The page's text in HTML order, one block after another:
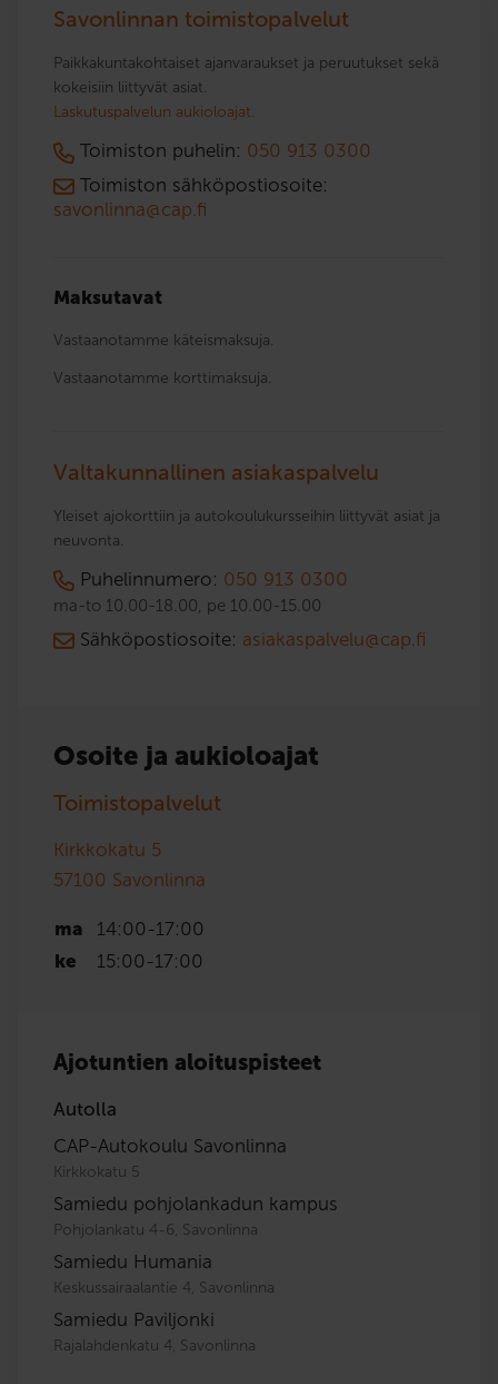
Savonlinnan toimistopalvelut
Paikkakuntakohtaiset ajanvaraukset ja peruutukset sekä
kokeisiin liittyvät asiat.
Laskutuspalvelun aukioloajat.
Toimiston puhelin: 050 913 0300
Toimiston sähköpostiosoite:
savonlinna@cap.fi
Maksutavat
Vastaanotamme käteismaksuja.
Vastaanotamme korttimaksuja.
Valtakunnallinen asiakaspalvelu
Yleiset ajokorttiin ja autokoulukursseihin liittyvät asiat ja
neuvonta.
Puhelinnumero: 050 913 0300
ma-to 10.00-18.00, pe 10.00-15.00
Sähköpostiosoite: asiakaspalvelu@cap.fi
Osoite ja aukioloajat
Toimistopalvelut
Kirkkokatu 5
57100 Savonlinna
ma 14:00 -17:00
ke
15:00 -17:00
Ajotuntien aloituspisteet
Autolla
CAP-Autokoulu Savonlinna
Kirkkokatu 5
Samiedu pohjolankadun kampus
Pohjolankatu 4-6, Savonlinna
Samiedu Humania
Keskussairaalantie 4, Savonlinna
Samiedu Paviljonki
Rajalahdenkatu 4, Savonlinna